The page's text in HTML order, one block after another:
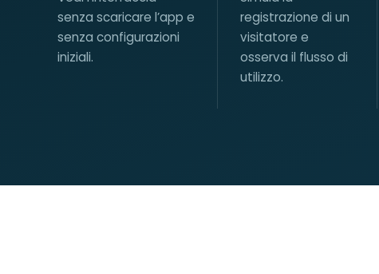
senza scaricare l’app e
senza configurazioni
iniziali.
registrazione di un
visitatore e
osserva il flusso di
utilizzo.